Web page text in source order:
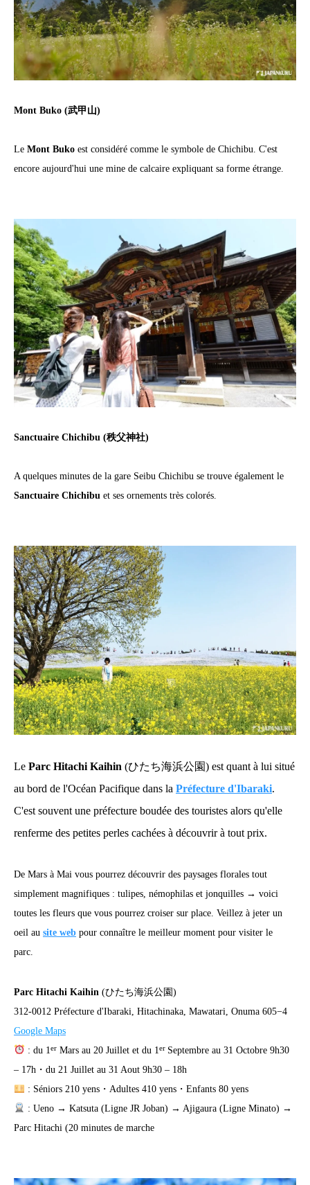
Mont Buko (武甲山)
Le Mont Buko est considéré comme le symbole de Chichibu. C'est
encore aujourd'hui une mine de calcaire expliquant sa forme étrange.
Sanctuaire Chichibu (秩父神社)
A quelques minutes de la gare Seibu Chichibu se trouve également le
Sanctuaire Chichibu et ses ornements très colorés.
Le Parc Hitachi Kaihin (ひたち海浜公園) est quant à lui situé
au bord de l'Océan Pacifique dans la Préfecture d'Ibaraki.
C'est souvent une préfecture boudée des touristes alors qu'elle
renferme des petites perles cachées à découvrir à tout prix.
De Mars à Mai vous pourrez découvrir des paysages florales tout
simplement magnifiques : tulipes, némophilas et jonquilles → voici
toutes les fleurs que vous pourrez croiser sur place. Veillez à jeter un
oeil au site web pour connaître le meilleur moment pour visiter le
parc.
Parc Hitachi Kaihin (ひたち海浜公園)
312-0012 Préfecture d'Ibaraki, Hitachinaka, Mawatari, Onuma 605−4
Google Maps
: du 1erMars au 20 Juillet et du 1er Septembre au 31 Octobre 9h30
– 17h・du 21 Juillet au 31 Aout 9h30 – 18h
: Séniors 210 yens・Adultes 410 yens・Enfants 80 yens
: Ueno → Katsuta (Ligne JR Joban) → Ajigaura (Ligne Minato) →
Parc Hitachi (20 minutes de marche